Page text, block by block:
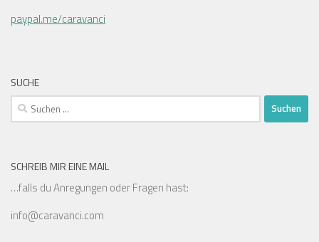
paypal.me/caravanci
SUCHE
SCHREIB MIR EINE MAIL
…falls du Anregungen oder Fragen hast:
info@caravanci.com